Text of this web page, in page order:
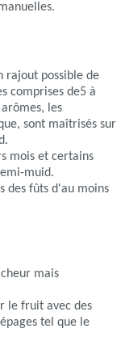
rajout possible de
comprises de5 à
les
sont maîtrisés sur
mois et certains
muid.
des fûts d'au moins
mais
le fruit avec des
tel que le